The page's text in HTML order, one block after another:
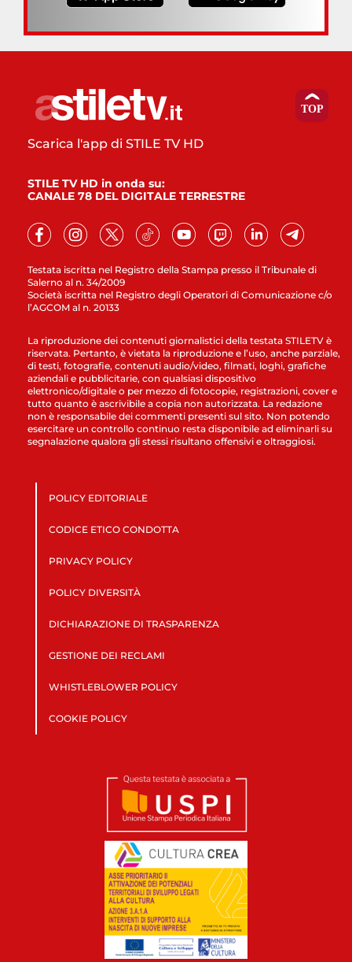
Testata iscritta nel Registro della Stampa presso il Tribunale di
Salerno al n. 34/2009
Società iscritta nel Registro degli Operatori di Comunicazione c/o
l’AGCOM al n. 20133
Scarica l'app di STILE TV HD
STILE TV HD in onda su:
CANALE 78 DEL DIGITALE TERRESTRE
La riproduzione dei contenuti giornalistici della testata STILETV è
riservata. Pertanto, è vietata la riproduzione e l’uso, anche parziale,
di testi, fotografie, contenuti audio/video, filmati, loghi, grafiche
aziendali e pubblicitarie, con qualsiasi dispositivo
elettronico/digitale o per mezzo di fotocopie, registrazioni, cover e
tutto quanto è ascrivibile a copia non autorizzata. La redazione
non è responsabile dei commenti presenti sul sito. Non potendo
esercitare un controllo continuo resta disponibile ad eliminarli su
segnalazione qualora gli stessi risultano offensivi e oltraggiosi.
POLICY EDITORIALE
CODICE ETICO CONDOTTA
PRIVACY POLICY
POLICY DIVERSITÀ
DICHIARAZIONE DI TRASPARENZA
GESTIONE DEI RECLAMI
WHISTLEBLOWER POLICY
COOKIE POLICY